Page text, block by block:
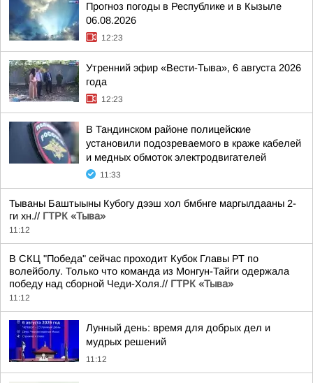
Прогноз погоды в Республике и в Кызыле
06.08.2026
12:23
Утренний эфир «Вести-Тыва», 6 августа 2026
года
12:23
В Тандинском районе полицейские
установили подозреваемого в краже кабелей
и медных обмоток электродвигателей
11:33
Тываны Баштыыны Кубогу дээш хол бмбнге маргылдааны 2-
ги хн.// ГТРК «Тыва»
11:12
В СКЦ "Победа" сейчас проходит Кубок Главы РТ по
волейболу. Только что команда из Монгун-Тайги одержала
победу над сборной Чеди-Холя.// ГТРК «Тыва»
11:12
Лунный день: время для добрых дел и
мудрых решений
11:12